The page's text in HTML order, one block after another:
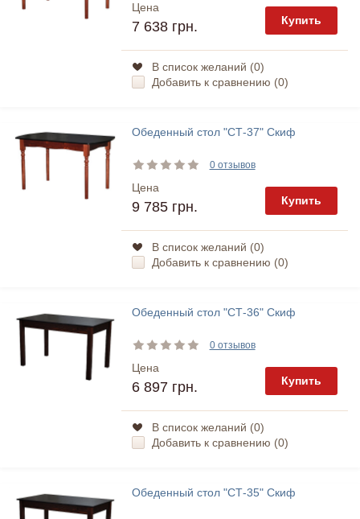
Цена
7 638 грн. Купить
В список желаний (0)
Добавить к сравнению (0)
Обеденный стол "СТ-37" Скиф
0 отзывов
Цена
9 785 грн. Купить
В список желаний (0)
Добавить к сравнению (0)
Обеденный стол "СТ-36" Скиф
0 отзывов
Цена
6 897 грн. Купить
В список желаний (0)
Добавить к сравнению (0)
Обеденный стол "СТ-35" Скиф